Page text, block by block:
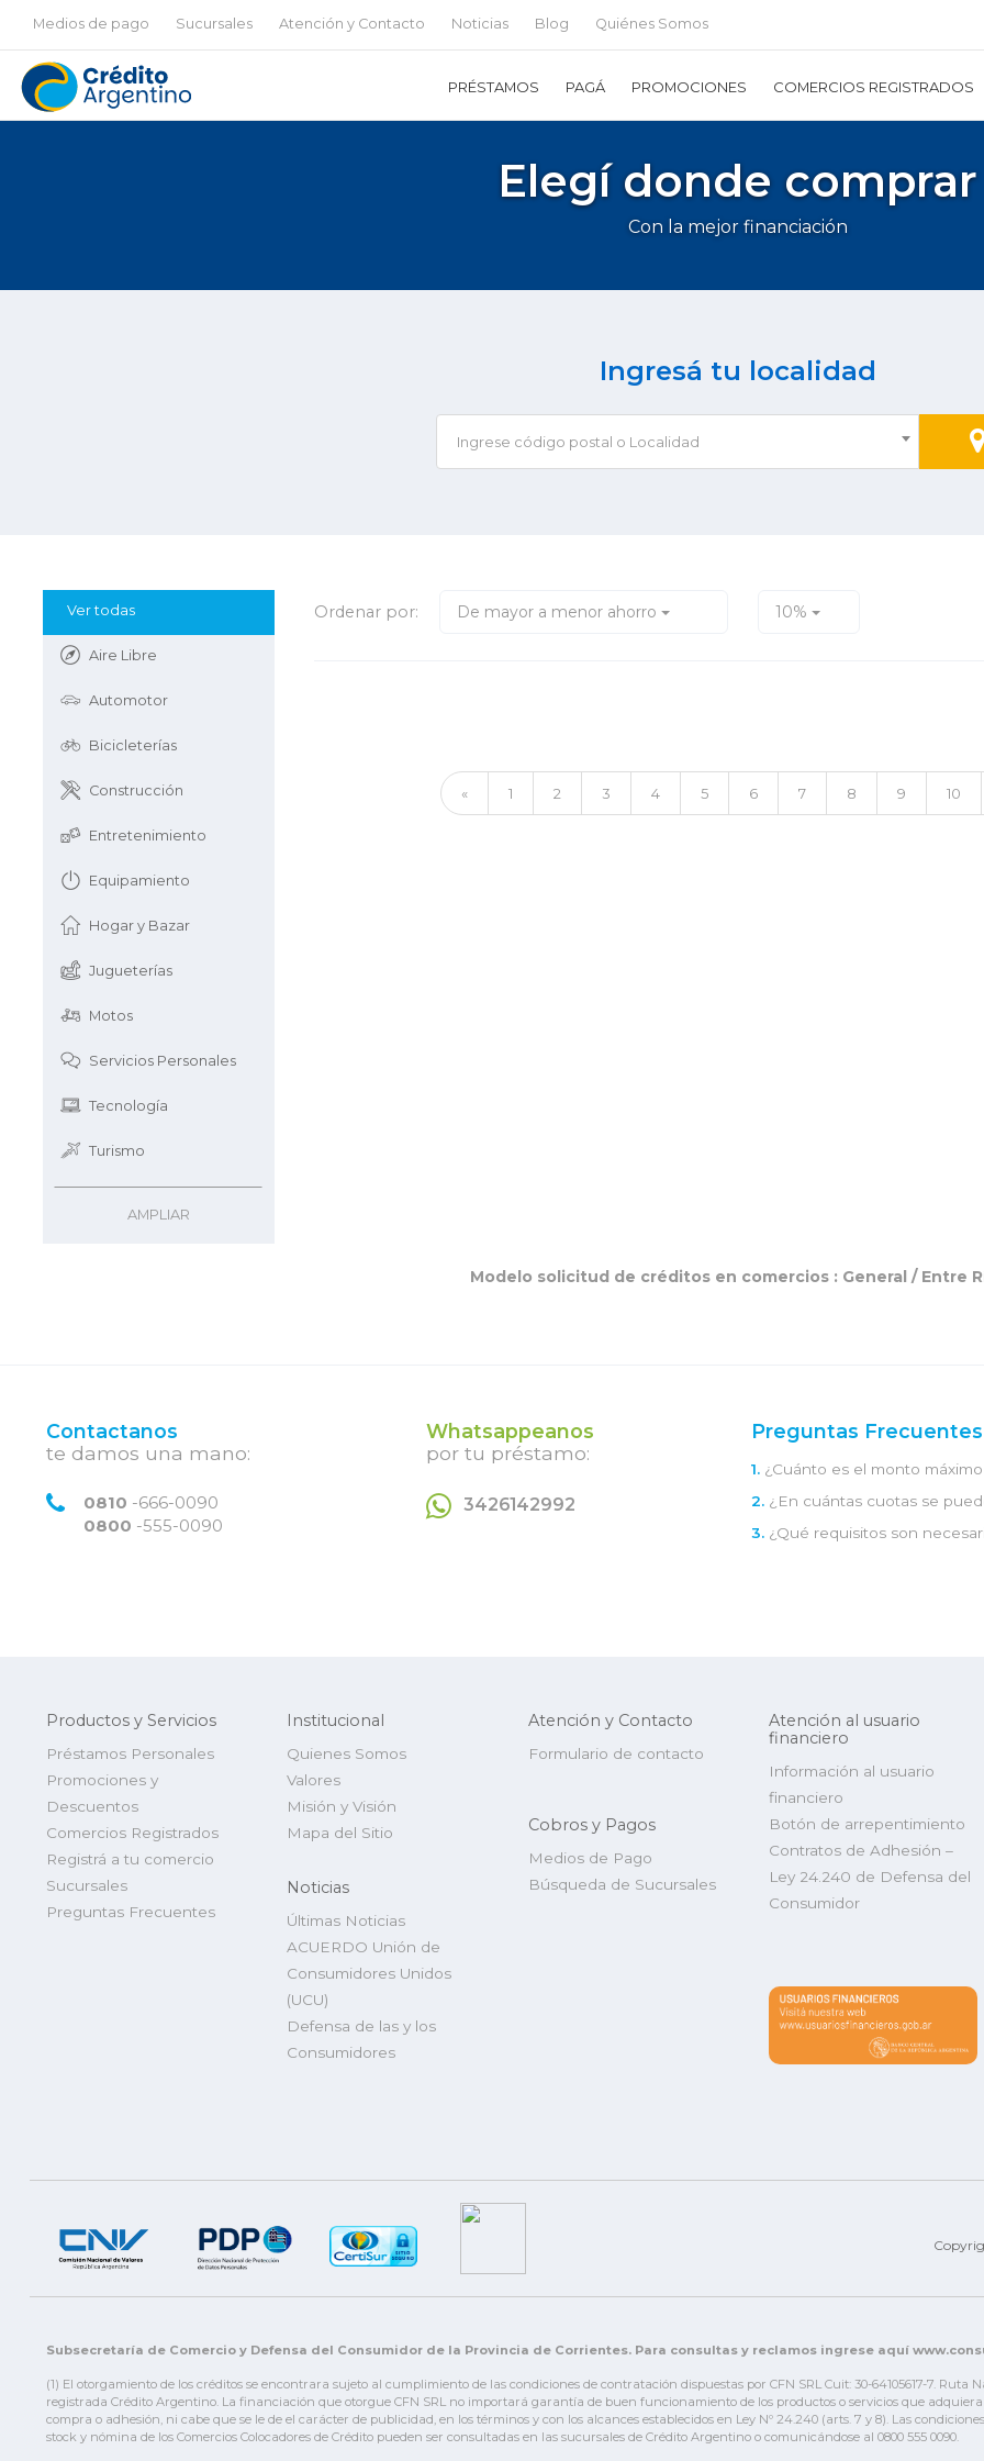
PRÉSTAMOS PAGÁ PROMOCIONES COMERCIOS REGISTRADOS
Medios de pago Sucursales Atención y Contacto Noticias Blog Quiénes Somos
Elegí donde comprar
Con la mejor financiación
Ingresá tu localidad
Ingrese código postal o Localidad
Ver todas
Aire Libre
Automotor
Bicicleterías
Construcción
Entretenimiento
Equipamiento
Hogar y Bazar
Jugueterías
Motos
Servicios Personales
Tecnología
Turismo
AMPLIAR
Ordenar por: De mayor a menor ahorro 10%
« 1 2 3 4 5 6 7 8 9 10
Modelo solicitud de créditos en comercios : General /Entre
Contactanos
te damos una mano:
0810 -666-0090
0800 -555-0090
Whatsappeanos
por tu préstamo:
3426142992
Preguntas Frecuentes
1. ¿Cuánto es el monto
2. ¿En cuántas cuotas se
3. ¿Qué requisitos son
Productos y Servicios
Préstamos Personales
Promociones y
Descuentos
Comercios Registrados
Registrá a tu comercio
Sucursales
Preguntas Frecuentes
Institucional
Quienes Somos
Valores
Misión y Visión
Mapa del Sitio
Noticias
Últimas Noticias
ACUERDO Unión de
Consumidores Unidos
(UCU)
Defensa de las y los
Consumidores
Atención y Contacto
Formulario de contacto
Cobros y Pagos
Medios de Pago
Búsqueda de Sucursales
Atención al usuario
financiero
Información al usuario
financiero
Botón de arrepentimiento
Contratos de Adhesión –
Ley 24.240 de Defensa del
Consumidor
Subsecretaría de Comercio y Defensa del Consumidor de la Provincia de Corrientes. Para consultas y reclamos ingrese aquí
(1) El otorgamiento de los créditos se encontrara sujeto al cumplimiento de las condiciones de contratación dispuestas por CFN SRL Cuit: 30-64105617-7. Ruta
registrada Crédito Argentino. La financiación que otorgue CFN SRL no importará garantía de buen funcionamiento de los productos o servicios que
compra o adhesión, ni cabe que se le de el carácter de publicidad, en los términos y con los alcances establecidos en Ley Nº 24.240 (arts. 7 y 8). Las
stock y nómina de los Comercios Colocadores de Crédito pueden ser consultadas en las sucursales de Crédito Argentino o comunicándose al 0800 555 0090.